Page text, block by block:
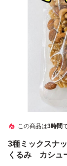
この商品は3時間
3種ミックスナ
くるみ カシュ